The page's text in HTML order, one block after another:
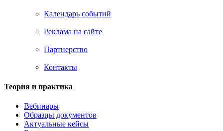
Календарь событий
Реклама на сайте
Партнерство
Контакты
Теория и практика
Вебинары
Образцы документов
Актуальные кейсы